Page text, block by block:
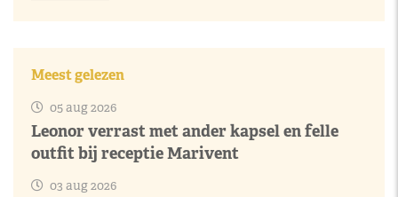
Meest gelezen
05 aug 2026
Leonor verrast met ander kapsel en felle
outfit bij receptie Marivent
03 aug 2026